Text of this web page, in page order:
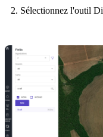
Sélectionnez l'outil